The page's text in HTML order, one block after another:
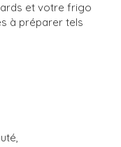
et votre frigo
à préparer tels